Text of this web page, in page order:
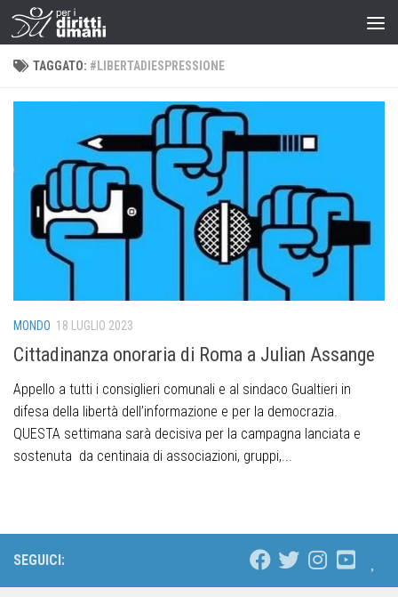
TAGGATO: #LIBERTADIESPRESSIONE
MONDO 18 LUGLIO 2023
Cittadinanza onoraria di Roma a Julian Assange
Appello a tutti i consiglieri comunali e al sindaco Gualtieri in
difesa della libertà dell’informazione e per la democrazia.
QUESTA settimana sarà decisiva per la campagna lanciata e
sostenuta da centinaia di associazioni, gruppi,...
SEGUICI: